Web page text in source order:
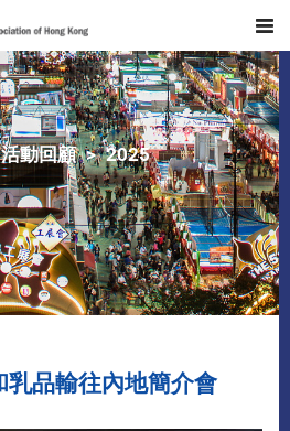
活動回顧 2025
品輸往內地簡介會